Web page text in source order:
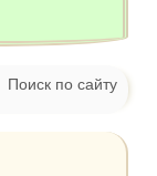
Поиск по сайту